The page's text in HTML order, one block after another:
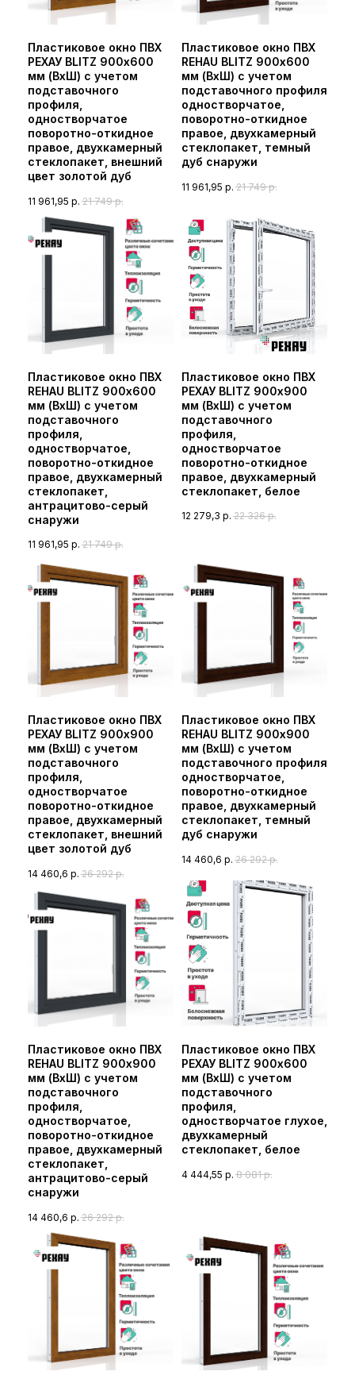
Пластиковое окно ПВХ
РЕХАУ BLITZ 900х600
мм (ВхШ) с учетом
подставочного
профиля,
одностворчатое
поворотно-откидное
правое, двухкамерный
стеклопакет, внешний
цвет золотой дуб
11 961,95 р. 21 749 р.
Пластиковое окно ПВХ
REHAU BLITZ 900х600
мм (ВхШ) с учетом
подставочного профиля
одностворчатое,
поворотно-откидное
правое, двухкамерный
стеклопакет, темный
дуб снаружи
11 961,95 р. 21 749 р.
Пластиковое окно ПВХ
REHAU BLITZ 900х600
мм (ВхШ) с учетом
подставочного
профиля,
одностворчатое,
поворотно-откидное
правое, двухкамерный
стеклопакет,
антрацитово-серый
снаружи
11 961,95 р. 21 749 р.
Пластиковое окно ПВХ
РЕХАУ BLITZ 900х900
мм (ВхШ) с учетом
подставочного
профиля,
одностворчатое
поворотно-откидное
правое, двухкамерный
стеклопакет, белое
12 279,3 р. 22 326 р.
Пластиковое окно ПВХ
РЕХАУ BLITZ 900х900
мм (ВхШ) с учетом
подставочного
профиля,
одностворчатое
поворотно-откидное
правое, двухкамерный
стеклопакет, внешний
цвет золотой дуб
14 460,6 р. 26 292 р.
Пластиковое окно ПВХ
REHAU BLITZ 900х900
мм (ВхШ) с учетом
подставочного профиля
одностворчатое,
поворотно-откидное
правое, двухкамерный
стеклопакет, темный
дуб снаружи
14 460,6 р. 26 292 р.
Пластиковое окно ПВХ
REHAU BLITZ 900х900
мм (ВхШ) с учетом
подставочного
профиля,
одностворчатое,
поворотно-откидное
правое, двухкамерный
стеклопакет,
антрацитово-серый
снаружи
14 460,6 р. 26 292 р.
Пластиковое окно ПВХ
РЕХАУ BLITZ 900х600
мм (ВхШ) с учетом
подставочного
профиля,
одностворчатое глухое,
двухкамерный
стеклопакет, белое
4 444,55 р. 8 081 р.